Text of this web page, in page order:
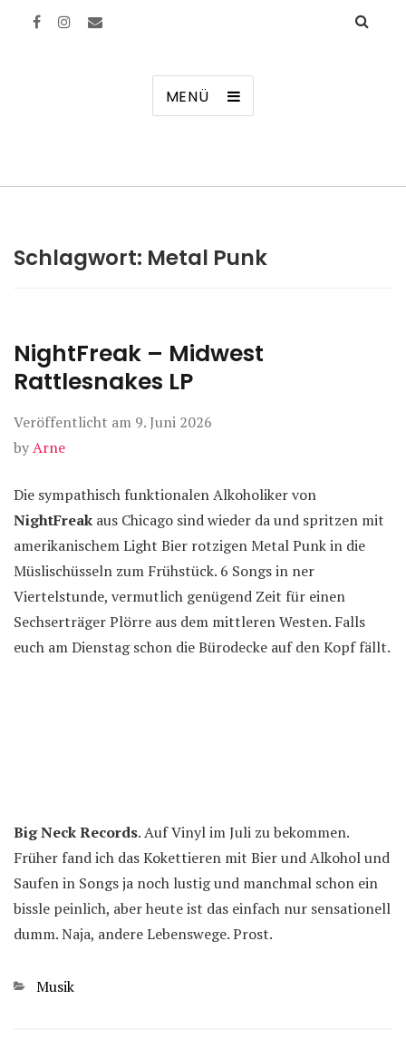
MENÜ
Schlagwort: Metal Punk
NightFreak – Midwest
Rattlesnakes LP
Veröffentlicht am 9. Juni 2026
byArne
Die sympathisch funktionalen Alkoholiker von
NightFreak aus Chicago sind wieder da und spritzen mit
amerikanischem Light Bier rotzigen Metal Punk in die
Müslischüsseln zum Frühstück. 6 Songs in ner
Viertelstunde, vermutlich genügend Zeit für einen
Sechserträger Plörre aus dem mittleren Westen. Falls
euch am Dienstag schon die Bürodecke auf den Kopf fällt.
Big Neck Records. Auf Vinyl im Juli zu bekommen.
Früher fand ich das Kokettieren mit Bier und Alkohol und
Saufen in Songs ja noch lustig und manchmal schon ein
bissle peinlich, aber heute ist das einfach nur sensationell
dumm. Naja, andere Lebenswege. Prost.
Kategorien
Musik